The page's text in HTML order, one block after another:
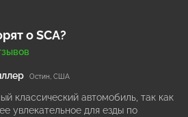
о SCA?
Остин, США
классический автомобиль, так как
увлекательное для езды по